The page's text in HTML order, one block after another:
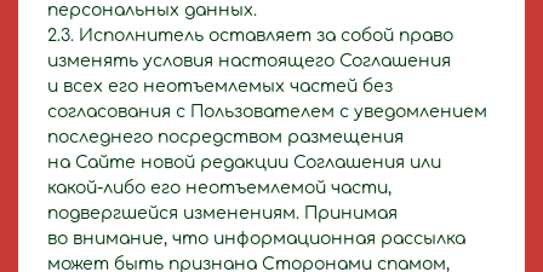
персональных данных.
2.3. Исполнитель оставляет за собой право
изменять условия настоящего Соглашения
и всех его неотъемлемых частей без
согласования с Пользователем с уведомлением
последнего посредством размещения
на Сайте новой редакции Соглашения или
какой-либо его неотъемлемой части,
подвергшейся изменениям. Принимая
во внимание, что информационная рассылка
может быть признана Сторонами спамом,